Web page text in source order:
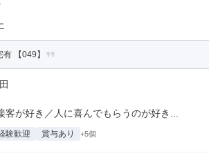
【049】
が好き／人に喜んでもらうのが好き...
験歓迎 賞与あり +5個